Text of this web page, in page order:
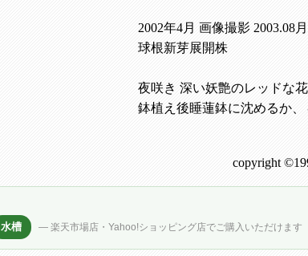
2002年4月 画像撮影 2003.08
球根新芽展開株
夜咲き 深い妖艶のレッドな花
鉢植え後睡蓮鉢に沈めるか、
copyright
水槽 — 楽天市場店・Yahoo!ショッピング店でご購入いただけます